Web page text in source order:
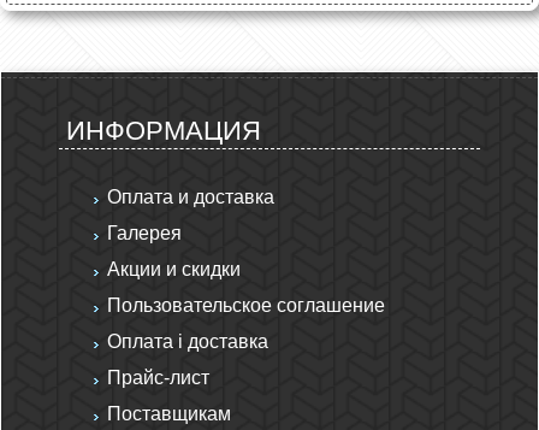
ИНФОРМАЦИЯ
Оплата и доставка
Галерея
Акции и скидки
Пользовательское соглашение
Оплата і доставка
Прайс-лист
Поставщикам